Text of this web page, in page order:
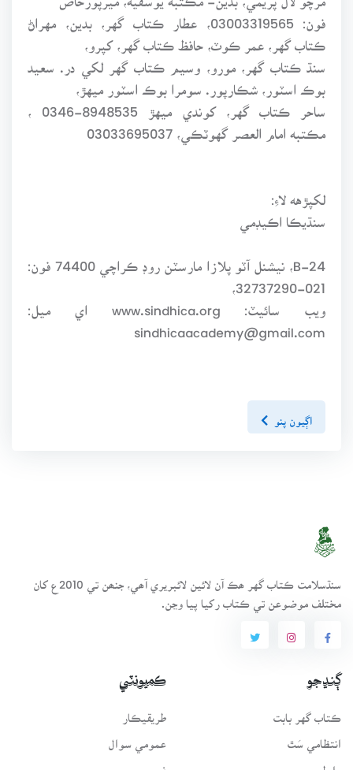
فون: 03003319565، عطار ڪتاب گهر، بدين، مهراڻ
ڪتاب گهر، عمر ڪوٽ، حافظ ڪتاب گهر، کپرو،
سنڌ ڪتاب گهر، مورو، وسيم ڪتاب گهر لکي در. سعيد
بوڪ اسٽور، شڪارپور. سومرا بوڪ اسٽور ميهڙ،
مڪتبه امام العصر گهوٽڪي، 03033695037
لکپڙهه لاءِ:
سنڌيڪا اڪيڊمي
021-32737290،
ويب سائيٽ: www.sindhica.org اي ميل:
sindhicaacademy@gmail.com
اڳيون پنو
سنڌسلامت ڪتاب گهر ھڪ آن لائين لائبريري آھي، جنھن تي 2010ع کان
مختلف موضوعن تي ڪتاب رکيا پيا وڃن.
ڳنڍجو
ڪتاب گهر بابت
انتظامي سَٿ
رابطو
ڪميونٽي
طريقيڪار
عمومي سوال
فورم